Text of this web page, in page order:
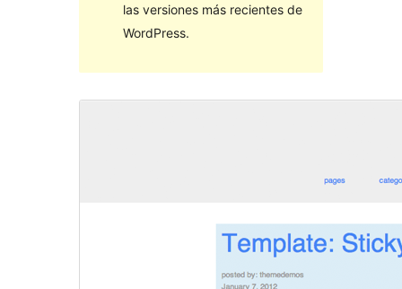
las versiones más recientes de
WordPress.